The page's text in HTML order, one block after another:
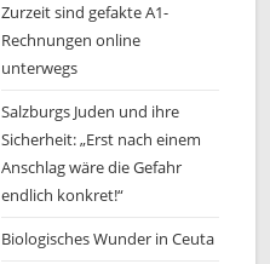
Zurzeit sind gefakte A1-
Rechnungen online
unterwegs
Salzburgs Juden und ihre
Sicherheit: „Erst nach einem
Anschlag wäre die Gefahr
endlich konkret!“
Biologisches Wunder in Ceuta